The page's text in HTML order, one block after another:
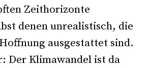
Zeithorizonte
denen unrealistisch, die
ausgestattet sind.
Der Klimawandel ist da